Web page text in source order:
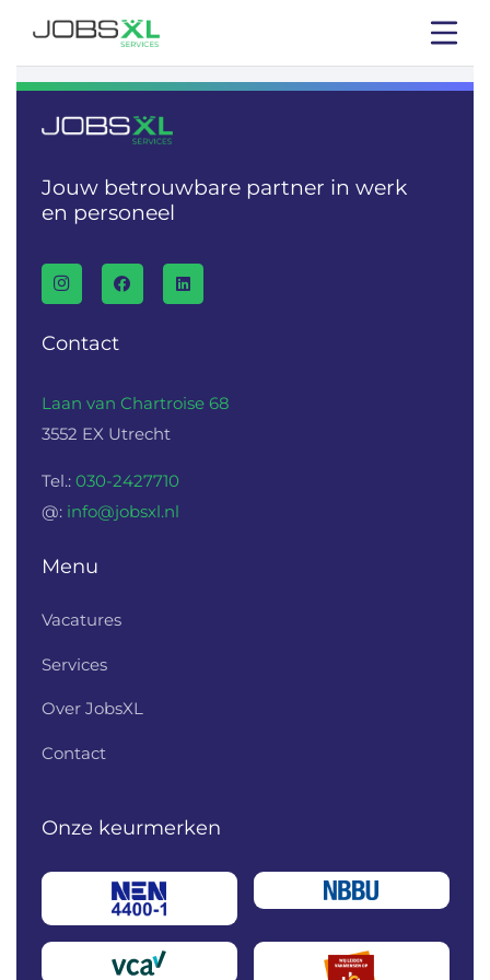
Jouw betrouwbare partner in werk
en personeel
Contact
Laan van Chartroise 68
3552 EX Utrecht
Tel.: 030-2427710
@: info@jobsxl.nl
Menu
Vacatures
Services
Over JobsXL
Contact
Onze keurmerken